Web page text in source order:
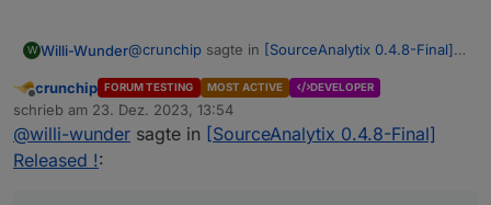
W Willi-Wunder@crunchip sagte in [SourceAnalytix 0.4.8-Final]
iob list adapters
Offline
crunchip FORUM TESTING MOST ACTIVE DEVELOPER
schrieb am 23. Dez. 2023, 13:54
zuletzt editiert von
@willi-wunder sagte in [SourceAnalytix 0.4.8-Final]
Released !: